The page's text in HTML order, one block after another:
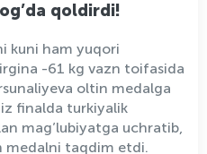
qoldirdi!
kuni ham yuqori
-61 kg vazn toifasida
oltin medalga
finalda turkiyalik
mag’lubiyatga uchratib,
medalni taqdim etdi.